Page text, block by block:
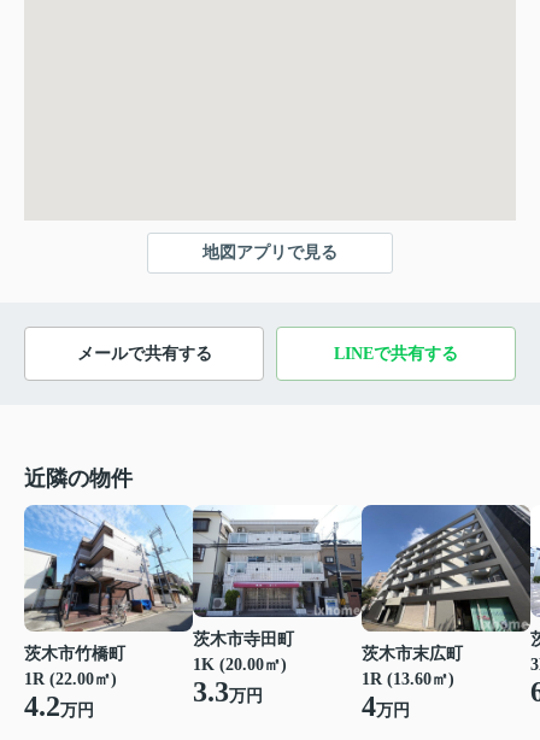
地図アプリで見る
メールで共有する LINEで共有する
近隣の物件
茨木市竹橋町
1R (22.00㎡)
4.2万円
茨木市寺田町
1K (20.00㎡)
3.3万円
茨木市末広町
1R (13.60㎡)
4万円